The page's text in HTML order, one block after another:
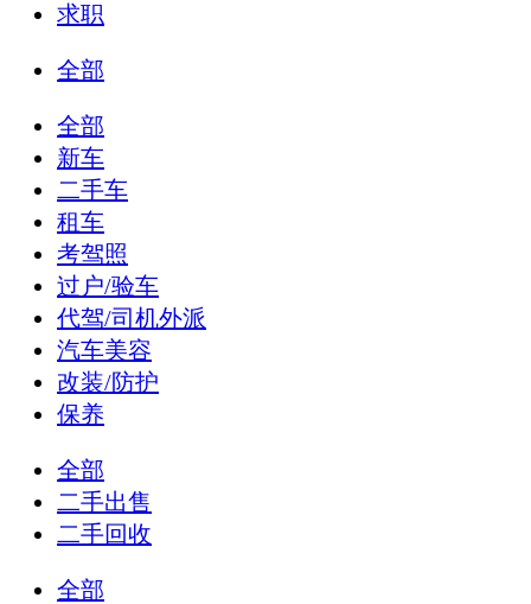
求职
全部
全部
新车
二手车
租车
考驾照
过户/验车
代驾/司机外派
汽车美容
改装/防护
保养
全部
二手出售
二手回收
全部